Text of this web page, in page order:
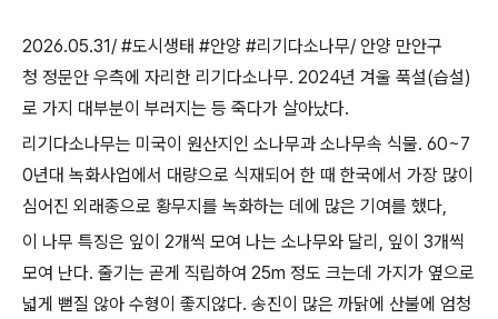
2026.05.31/ #도시생태 #안양 #리기다소나무/ 안양 만안구
청 정문안 우측에 자리한 리기다소나무. 2024년 겨울 푹설(습설)
로 가지 대부분이 부러지는 등 죽다가 살아났다.
리기다소나무는 미국이 원산지인 소나무과 소나무속 식물. 60~7
0년대 녹화사업에서 대량으로 식재되어 한 때 한국에서 가장 많이
심어진 외래종으로 황무지를 녹화하는 데에 많은 기여를 했다,
이 나무 특징은 잎이 2개씩 모여 나는 소나무와 달리 , 잎이 3개씩
모여 난다. 줄기는 곧게 직립하여 25m 정도 크는데 가지가 옆으로
넓게 뻗질 않아 수형이 좋지않다. 송진이 많은 까닭에 산불에 엄청